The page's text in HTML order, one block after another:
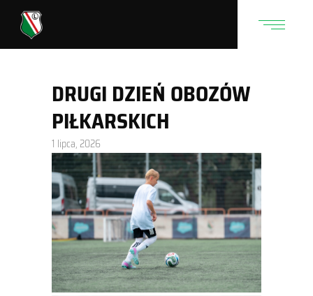
DRUGI DZIEŃ OBOZÓW
PIŁKARSKICH
1 lipca, 2026